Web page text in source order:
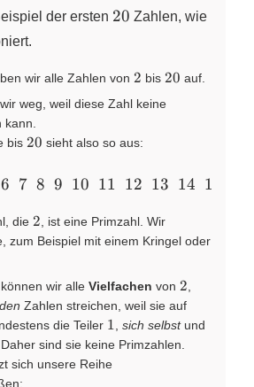
der ersten 20
20 Zahlen, wie
wir alle Zahlen von 2
2 bis 20
20 auf.
weg, weil diese Zahl keine
bis 20
20 sieht also so aus:
6 7 8 9 10 11 12 13 14 15
die 2
2 , ist eine Primzahl. Wir
zum Beispiel mit einem Kringel oder
wir alle Vielfachen von 2
2
Zahlen streichen, weil sie auf
die Teiler 1
1 sich selbstund
sind sie keine Primzahlen.
sich unsere Reihe